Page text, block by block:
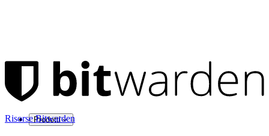
Prodotti
Risorse Bitwarden